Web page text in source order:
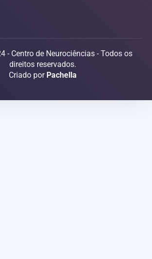
- Centro de Neurociências - Todos os
direitos reservados.
Criado por Pachella